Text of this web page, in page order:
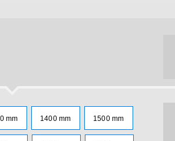
mm 1400 mm 1500 mm